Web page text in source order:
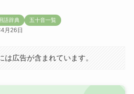
語辞典 五十音一覧
月26日
は広告が含まれています。